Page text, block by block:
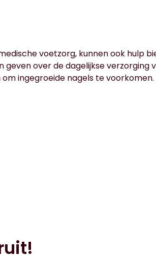
voetzorg, kunnen ook hulp
geven over de dagelijkse verzorging
ingegroeide nagels te voorkomen.